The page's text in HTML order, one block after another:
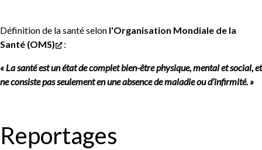
Définition de la santé selon l'Organisation Mondiale de la
Santé (OMS)
:
« La santé est un état de complet bien-être physique, mental et social, et
ne consiste pas seulement en une absence de maladie ou d’infirmité. »
Reportages